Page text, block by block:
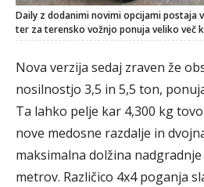
Daily z dodanimi novimi opcijami postaja
ter za terensko vožnjo ponuja veliko več
Nova verzija sedaj zraven že
nosilnostjo 3,5 in 5,5 ton,
Ta lahko pelje kar 4,300 kg
nove medosne razdalje in
maksimalna dolžina
metrov. Različico 4x4 poganja